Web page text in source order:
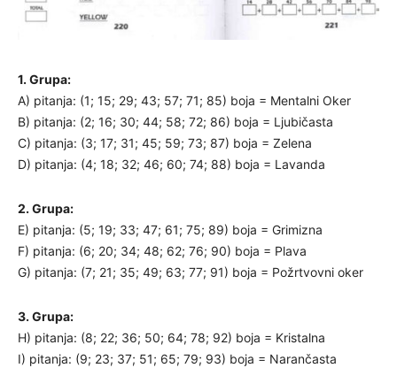
1. Grupa:
A) pitanja: (1; 15; 29; 43; 57; 71; 85) boja = Mentalni Oker
B) pitanja: (2; 16; 30; 44; 58; 72; 86) boja = Ljubičasta
C) pitanja: (3; 17; 31; 45; 59; 73; 87) boja = Zelena
D) pitanja: (4; 18; 32; 46; 60; 74; 88) boja = Lavanda
2. Grupa:
E) pitanja: (5; 19; 33; 47; 61; 75; 89) boja = Grimizna
F) pitanja: (6; 20; 34; 48; 62; 76; 90) boja = Plava
G) pitanja: (7; 21; 35; 49; 63; 77; 91) boja = Požrtvovni oker
3. Grupa:
H) pitanja: (8; 22; 36; 50; 64; 78; 92) boja = Kristalna
I) pitanja: (9; 23; 37; 51; 65; 79; 93) boja = Narančasta